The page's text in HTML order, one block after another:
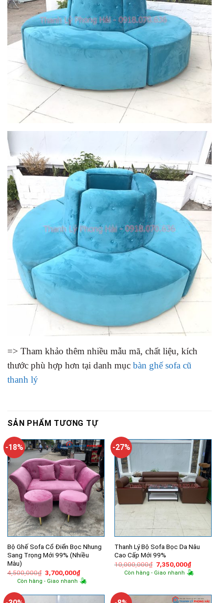
=> Tham khảo thêm nhiều mẫu mã, chất liệu, kích
thước phù hợp hơn tại danh mục bàn ghế sofa cũ
thanh lý
SẢN PHẨM TƯƠNG TỰ
-18%
Bộ Ghế Sofa Cổ Điển Bọc Nhung
Sang Trọng Mới 99% (Nhiều
Màu)
4,500,000₫ Giá
gốc
là:
3,700,000₫Giá
hiện
tại
3,700,000₫.
Còn hàng - Giao nhanh
-27%
Thanh Lý Bộ Sofa Bọc Da Nâu
Cao Cấp Mới 99%
10,000,000₫ Giá
gốc
là:
7,350,000₫Giá
hiện
tại
Còn hàng - Giao nhanh